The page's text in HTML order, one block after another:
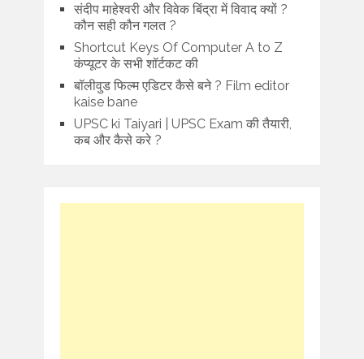
संदीप माहेश्वरी और विवेक बिंद्रा में विवाद क्यों ?
कौन सही कौन गलत ?
Shortcut Keys Of Computer A to Z
कंप्यूटर के सभी शॉर्टकट की
बॉलीवुड फिल्म एडिटर कैसे बने ? Film editor
kaise bane
UPSC ki Taiyari | UPSC Exam की तैयारी,
कब और कैसे करे ?